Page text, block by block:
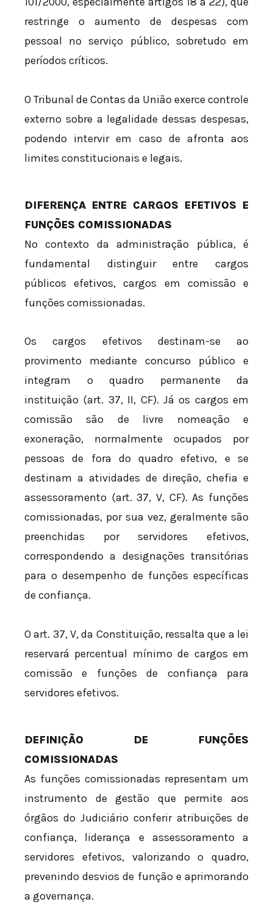
restringe o aumento de despesas com
pessoal no serviço público, sobretudo em
períodos críticos.
O Tribunal de Contas da União exerce controle
externo sobre a legalidade dessas despesas,
podendo intervir em caso de afronta aos
limites constitucionais e legais.
DIFERENÇA ENTRE CARGOS EFETIVOS E
FUNÇÕES COMISSIONADAS
No contexto da administração pública, é
fundamental distinguir entre cargos
públicos efetivos, cargos em comissão e
funções comissionadas.
Os cargos efetivos destinam-se ao
provimento mediante concurso público e
integram o quadro permanente da
instituição (art. 37, II, CF). Já os cargos em
comissão são de livre nomeação e
exoneração, normalmente ocupados por
pessoas de fora do quadro efetivo, e se
destinam a atividades de direção, chefia e
assessoramento (art. 37, V, CF). As funções
comissionadas, por sua vez, geralmente são
preenchidas por servidores efetivos,
correspondendo a designações transitórias
para o desempenho de funções específicas
de confiança.
O art. 37, V, da Constituição, ressalta que a lei
reservará percentual mínimo de cargos em
comissão e funções de confiança para
servidores efetivos.
DEFINIÇÃO DE FUNÇÕES
COMISSIONADAS
As funções comissionadas representam um
instrumento de gestão que permite aos
órgãos do Judiciário conferir atribuições de
confiança, liderança e assessoramento a
servidores efetivos, valorizando o quadro,
prevenindo desvios de função e aprimorando
a governança.